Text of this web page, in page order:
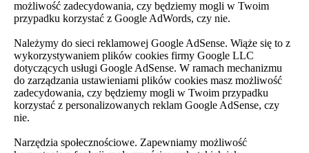
możliwość zadecydowania, czy będziemy mogli w Twoim
przypadku korzystać z Google AdWords, czy nie.
Należymy do sieci reklamowej Google AdSense. Wiąże się to z
wykorzystywaniem plików cookies firmy Google LLC
dotyczących usługi Google AdSense. W ramach mechanizmu
do zarządzania ustawieniami plików cookies masz możliwość
zadecydowania, czy będziemy mogli w Twoim przypadku
korzystać z personalizowanych reklam Google AdSense, czy
nie.
Narzędzia społecznościowe. Zapewniamy możliwość